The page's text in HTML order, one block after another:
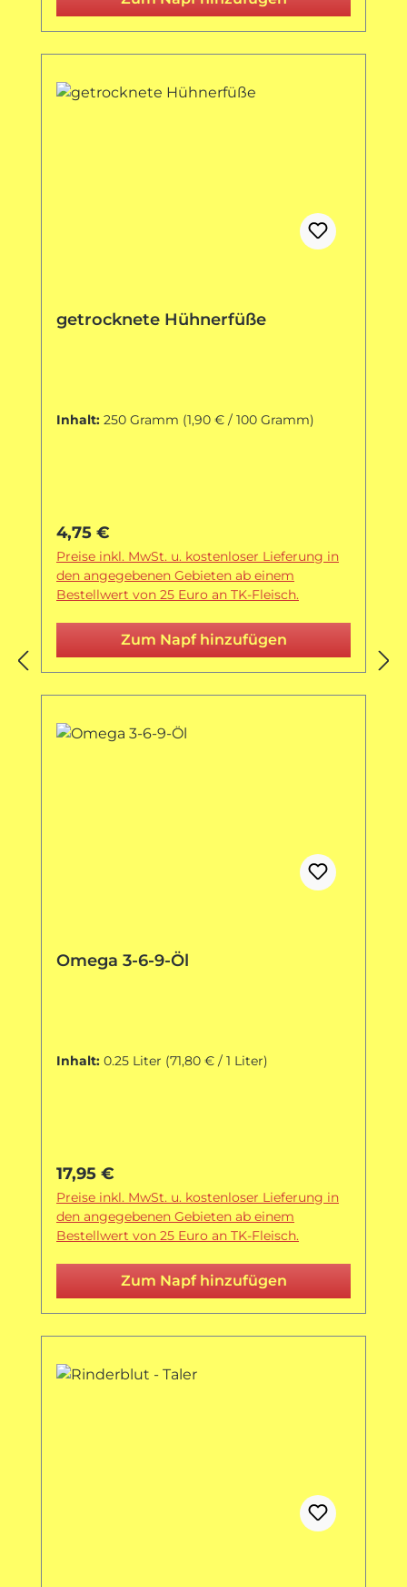
getrocknete Hühnerfüße
Inhalt: 250 Gramm (1,90 € / 100 Gramm)
Regulärer Preis:
4,75 €
Preise inkl. MwSt. u. kostenloser Lieferung in
den angegebenen Gebieten ab einem
Bestellwert von 25 Euro an TK-Fleisch.
Zum Napf hinzufügen
Omega 3-6-9-Öl
Inhalt: 0.25 Liter (71,80 € / 1 Liter)
Regulärer Preis:
17,95 €
Preise inkl. MwSt. u. kostenloser Lieferung in
den angegebenen Gebieten ab einem
Bestellwert von 25 Euro an TK-Fleisch.
Zum Napf hinzufügen